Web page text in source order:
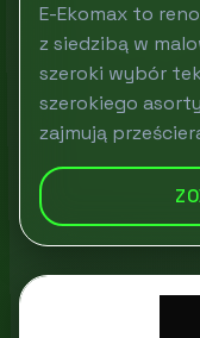
E-Ekomax to
z siedzibą w
szeroki wybór
szerokiego
zajmują